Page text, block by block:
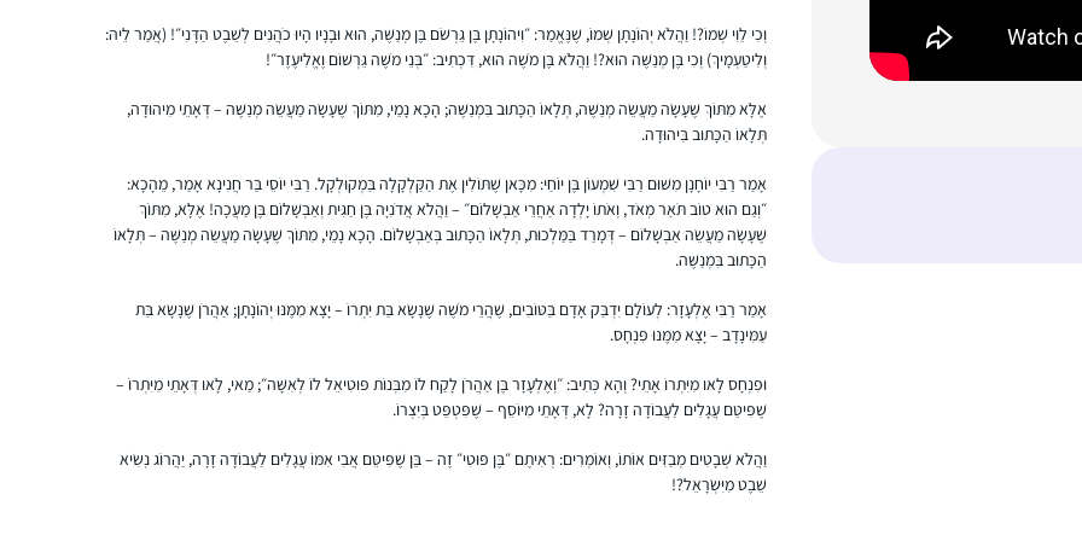
וְכִי לֵוִי שְׁמוֹ?! וַהֲלֹא יְהוֹנָתָן שְׁמוֹ, שֶׁנֶּאֱמַר: ״וִיהוֹנָתָן בֶּן גֵּרְשֹׁם בֶּן מְנַשֶּׁה, הוּא וּבָנָיו הָיוּ כֹהֲנִים לְשֵׁבֶט הַדָּנִי״! (אֲמַר לֵיהּ:
וְלִיטַעְמָיךְ) וְכִי בֶּן מְנַשֶּׁה הוּא?! וַהֲלֹא בֶּן מֹשֶׁה הוּא, דִּכְתִיב: ״בְּנֵי מֹשֶׁה גֵּרְשׁוֹם וֶאֱלִיעֶזֶר״!
אֶלָּא מִתּוֹךְ שֶׁעָשָׂה מַעֲשֵׂה מְנַשֶּׁה, תְּלָאוֹ הַכָּתוּב בִּמְנַשֶּׁה; הָכָא נָמֵי, מִתּוֹךְ שֶׁעָשָׂה מַעֲשֵׂה מְנַשֶּׁה – דְּאָתֵי מִיהוּדָה,
תְּלָאוֹ הַכָּתוּב בִּיהוּדָה.
אָמַר רַבִּי יוֹחָנָן מִשּׁוּם רַבִּי שִׁמְעוֹן בֶּן יוֹחַי: מִכָּאן שֶׁתּוֹלִין אֶת הַקַּלְקָלָה בַּמְקוּלְקָל. רַבִּי יוֹסֵי בַּר חֲנִינָא אָמַר, מֵהָכָא:
״וְגַם הוּא טוֹב תֹּאַר מְאֹד, וְאֹתוֹ יָלְדָה אַחֲרֵי אַבְשָׁלוֹם״ – וַהֲלֹא אֲדֹנִיָּה בֶּן חַגִּית וְאַבְשָׁלוֹם בֶּן מַעֲכָה! אֶלָּא, מִתּוֹךְ
שֶׁעָשָׂה מַעֲשֵׂה אַבְשָׁלוֹם – דְּמָרַד בַּמַּלְכוּת, תְּלָאוֹ הַכָּתוּב בְּאַבְשָׁלוֹם. הָכָא נָמֵי, מִתּוֹךְ שֶׁעָשָׂה מַעֲשֵׂה מְנַשֶּׁה – תְּלָאוֹ
הַכָּתוּב בִּמְנַשֶּׁה.
אָמַר רַבִּי אֶלְעָזָר: לְעוֹלָם יִדְבַּק אָדָם בַּטּוֹבִים, שֶׁהֲרֵי מֹשֶׁה שֶׁנָּשָׂא בַּת יִתְרוֹ – יָצָא מִמֶּנּוּ יְהוֹנָתָן; אַהֲרֹן שֶׁנָּשָׂא בַּת
עַמִּינָדָב – יָצָא מִמֶּנּוּ פִּנְחָס.
וּפִנְחָס לָאו מִיִּתְרוֹ אָתֵי? וְהָא כְּתִיב: ״וְאֶלְעָזָר בֶּן אַהֲרֹן לָקַח לוֹ מִבְּנוֹת פּוּטִיאֵל לוֹ לְאִשָּׁה״; מַאי, לָאו דְּאָתֵי מִיִּתְרוֹ –
שֶׁפִּיטֵּם עֲגָלִים לַעֲבוֹדָה זָרָה? לָא, דְּאָתֵי מִיּוֹסֵף – שֶׁפִּטְפֵּט בְּיִצְרוֹ.
וַהֲלֹא שְׁבָטִים מְבַזִּים אוֹתוֹ, וְאוֹמְרִים: רְאִיתֶם ״בֶּן פּוּטִי״ זֶה – בֵּן שֶׁפִּיטֵּם אֲבִי אִמּוֹ עֲגָלִים לַעֲבוֹדָה זָרָה, יַהֲרוֹג נְשִׂיא
שֵׁבֶט מִיִּשְׂרָאֵל?!
בבנייני האומה זה ריגש אותי ועורר בי את הרצון
התחלתי בתחילת הסבב, והתמכרתי. זה נותן
משמעות נוספת ליומיום ומאוד מחזק לתת לזה
רעות אברהמי
בית שמש, ישראל